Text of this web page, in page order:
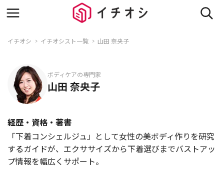
イチオシ イチオシスト一覧 山田 奈央子
ボディケアの専門家
山田 奈央子
経歴・資格・著書
「下着コンシェルジュ」として女性の美ボディ作りを研究
するガイドが、エクササイズから下着選びまでバストアッ
プ情報を幅広くサポート。